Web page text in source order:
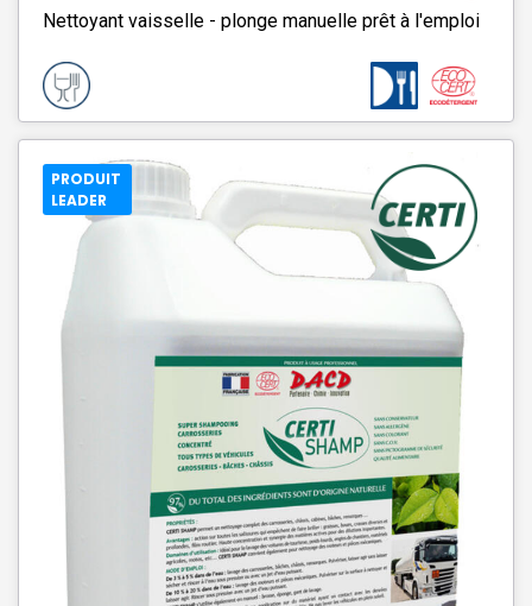
Nettoyant vaisselle - plonge manuelle prêt à l'emploi
PRODUIT
LEADER